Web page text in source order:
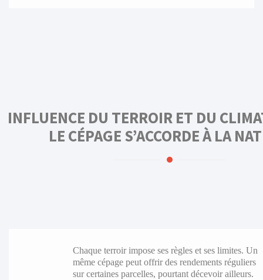
INFLUENCE DU TERROIR ET DU
LE CÉPAGE S’ACCORDE À LA
Chaque terroir impose ses règles et ses limites. Un
même cépage peut offrir des rendements réguliers
sur certaines parcelles, pourtant décevoir ailleurs.